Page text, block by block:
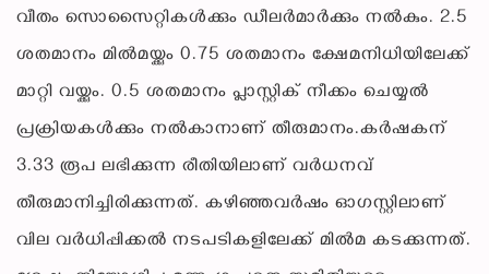
വീതം സൊസൈറ്റികൾക്കും ഡീലർമാർക്കും നൽകും. 2.5
ശതമാനം മിൽമയ്ക്കും 0.75 ശതമാനം ക്ഷേമനിധിയിലേക്ക്
മാറ്റി വയ്ക്കും. 0.5 ശതമാനം പ്ലാസ്റ്റിക് നീക്കം ചെയ്യൽ
പ്രക്രിയകൾക്കും നൽകാനാണ് തീരുമാനം.കർഷകന്
3.33 രൂപ ലഭിക്കുന്ന രീതിയിലാണ് വർധനവ്
തീരുമാനിച്ചിരിക്കുന്നത്. കഴിഞ്ഞവർഷം ഓഗസ്റ്റിലാണ്
വില വർധിപ്പിക്കൽ നടപടികളിലേക്ക് മിൽമ കടക്കുന്നത്.